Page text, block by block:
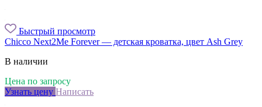
Быстрый просмотр
Chicco Next2Me Forever — детская кроватка, цвет Ash Grey
В наличии
Цена по запросу
Узнать цену Написать